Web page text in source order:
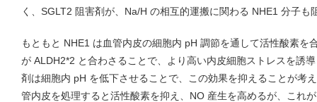
く、SGLT2 阻害剤が、Na/H の相互的運搬に関わる NHE1 分子も
もともと NHE1 は血管内皮の細胞内 pH 調節を通して活性酸素を
が ALDH2*2 と合わさることで、より高い内皮細胞ストレスを誘
剤は細胞内 pH を低下させることで、この効果を抑えることが考
管内皮を処理すると活性酸素を抑え、NO 産生を高めるが、これ